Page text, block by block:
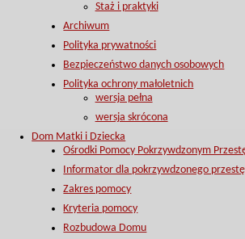
Staż i praktyki
Archiwum
Polityka prywatności
Bezpieczeństwo danych osobowych
Polityka ochrony małoletnich
wersja pełna
wersja skrócona
Dom Matki i Dziecka
Ośrodki Pomocy Pokrzywdzonym
Informator dla pokrzywdzonego
Zakres pomocy
Kryteria pomocy
Rozbudowa Domu